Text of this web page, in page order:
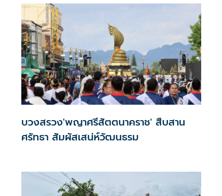
บวงสรวง'พญาศรีสัตตนาคราช' สืบสาน
ศรัทธา สัมผัสเสน่ห์วัฒนธรม